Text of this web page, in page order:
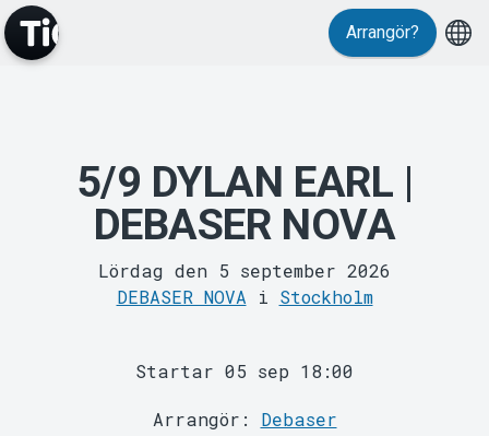
Evenemang
MyTickster
Arrangör?
5/9 DYLAN EARL |
DEBASER NOVA
Lördag den 5 september 2026
DEBASER NOVA i Stockholm
Startar 05 sep 18:00
Arrangör: Debaser